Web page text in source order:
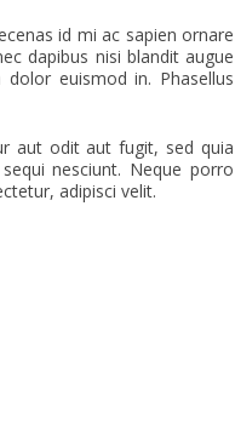
id mi ac sapien ornare
dapibus nisi blandit augue
euismod in. Phasellus
aut odit aut fugit, sed quia
nesciunt. Neque porro
adipisci velit.